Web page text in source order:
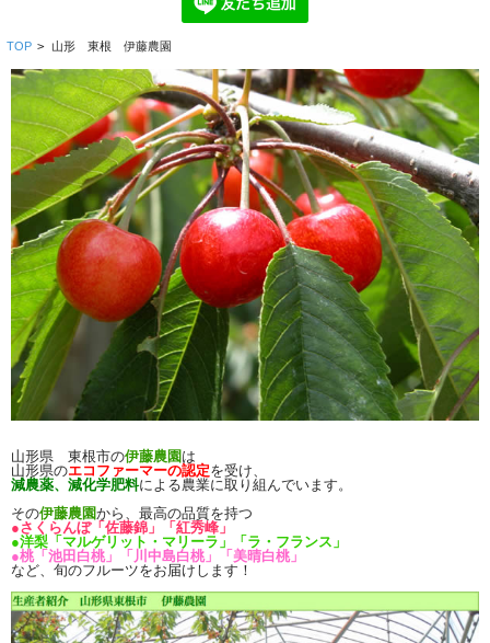
TOP > 山形 東根 伊藤農園
山形県 東根市の伊藤農園 は
山形県のエコファーマーの認定を受け、
減農薬、減化学肥料による農業に取り組んでいます。
その伊藤農園から、 最高の品質を持つ
●さくらんぼ「佐藤錦」「紅秀峰」
●洋梨「マルゲリット・マリーラ」「ラ・フランス」
●桃「池田白桃」「川中島白桃」「美晴白桃」
など、旬のフルーツをお届けします！